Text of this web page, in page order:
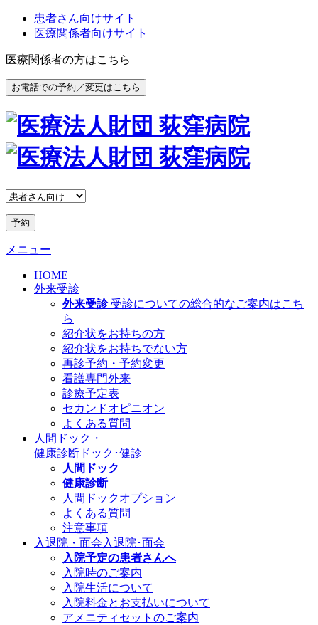
患者さん向けサイト
医療関係者向けサイト
医療関係者の方はこちら
お電話での予約／変更はこちら
予約
メニュー
HOME
外来受診
外来受診 受診についての総合的なご案内はこち
ら
紹介状をお持ちの方
紹介状をお持ちでない方
再診予約・予約変更
看護専門外来
診療予定表
セカンドオピニオン
よくある質問
人間ドック・
健康診断 ドック･健診
人間ドック
健康診断
人間ドックオプション
よくある質問
注意事項
入退院・面会 入退院･面会
入院予定の患者さんへ
入院時のご案内
入院生活について
入院料金とお支払いについて
アメニティセットのご案内